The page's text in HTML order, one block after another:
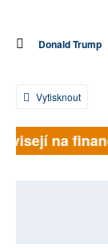
Donald Trump
Vytisknout
na